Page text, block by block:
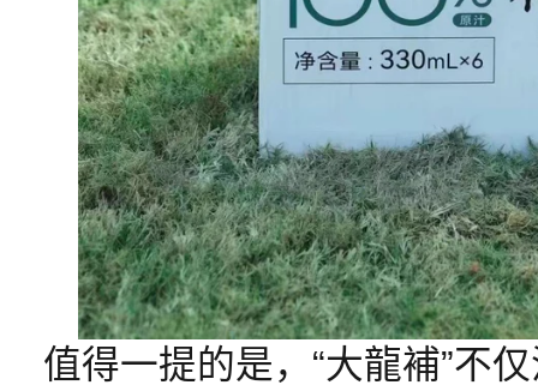
值得一提的是，“大龍補”不